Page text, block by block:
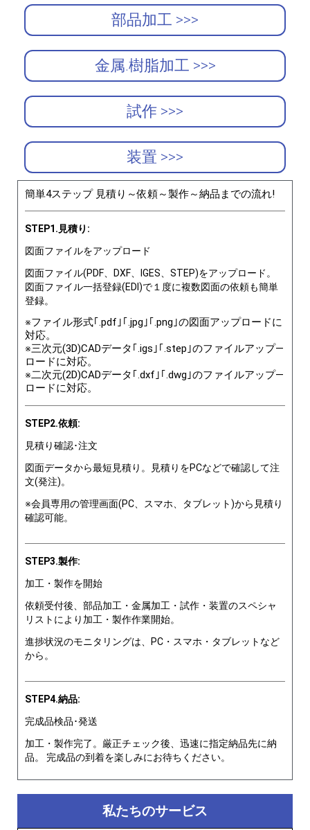
部品加工 >>>
金属.樹脂加工 >>>
試作 >>>
装置 >>>
簡単4ステップ 見積り～依頼～製作～納品までの流れ!
STEP1.見積り:
図面ファイルをアップロード
図面ファイル(PDF、DXF、IGES、STEP)をアップロード。
図面ファイル一括登録(EDI)で１度に複数図面の依頼も簡単
登録。
※ファイル形式｢.pdf｣｢.jpg｣｢.png｣の図面アップロードに
対応。
※三次元(3D)CADデータ｢.igs｣｢.step｣のファイルアップ―
ロードに対応。
※二次元(2D)CADデータ｢.dxf｣｢.dwg｣のファイルアップ―
ロードに対応。
STEP2.依頼:
見積り確認･注文
図面データから最短見積り。見積りをPCなどで確認して注
文(発注)。
※会員専用の管理画面(PC、スマホ、タブレット)から見積り
確認可能。
STEP3.製作:
加工・製作を開始
依頼受付後、部品加工・金属加工・試作・装置のスペシャ
リストにより加工・製作作業開始。
進捗状況のモニタリングは、PC・スマホ・タブレットなど
から。
STEP4.納品:
完成品検品･発送
加工・製作完了。厳正チェック後、迅速に指定納品先に納
品。 完成品の到着を楽しみにお待ちください。
私たちのサービス